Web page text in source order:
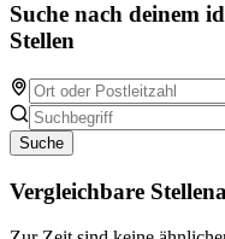
Suche nach deinem
Stellen
Suche
Vergleichbare